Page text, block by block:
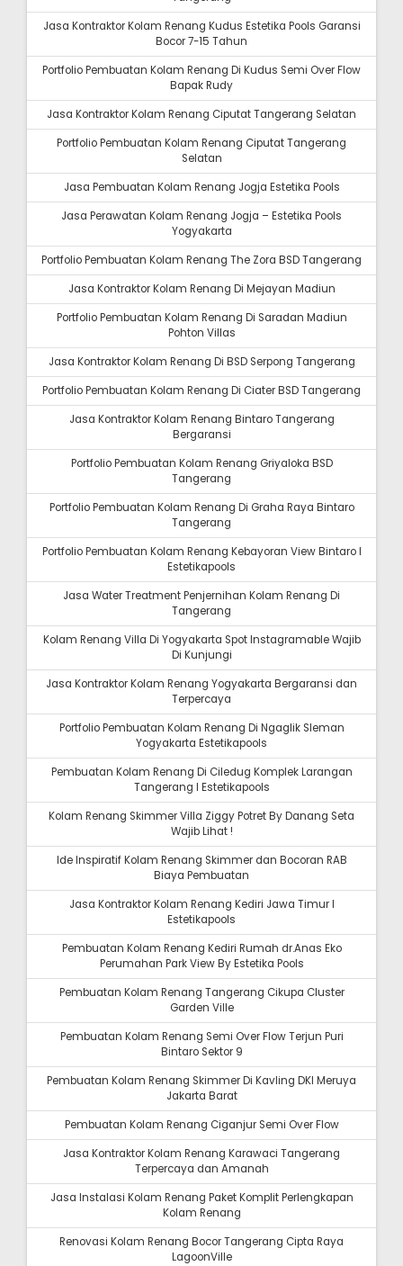
Jasa Kontraktor Kolam Renang Kudus Estetika Pools Garansi
Bocor 7-15 Tahun
Portfolio Pembuatan Kolam Renang Di Kudus Semi Over Flow
Bapak Rudy
Jasa Kontraktor Kolam Renang Ciputat Tangerang Selatan
Portfolio Pembuatan Kolam Renang Ciputat Tangerang
Selatan
Jasa Pembuatan Kolam Renang Jogja Estetika Pools
Jasa Perawatan Kolam Renang Jogja – Estetika Pools
Yogyakarta
Portfolio Pembuatan Kolam Renang The Zora BSD Tangerang
Jasa Kontraktor Kolam Renang Di Mejayan Madiun
Portfolio Pembuatan Kolam Renang Di Saradan Madiun
Pohton Villas
Jasa Kontraktor Kolam Renang Di BSD Serpong Tangerang
Portfolio Pembuatan Kolam Renang Di Ciater BSD Tangerang
Jasa Kontraktor Kolam Renang Bintaro Tangerang
Bergaransi
Portfolio Pembuatan Kolam Renang Griyaloka BSD
Tangerang
Portfolio Pembuatan Kolam Renang Di Graha Raya Bintaro
Tangerang
Portfolio Pembuatan Kolam Renang Kebayoran View Bintaro I
Estetikapools
Jasa Water Treatment Penjernihan Kolam Renang Di
Tangerang
Kolam Renang Villa Di Yogyakarta Spot Instagramable Wajib
Di Kunjungi
Jasa Kontraktor Kolam Renang Yogyakarta Bergaransi dan
Terpercaya
Portfolio Pembuatan Kolam Renang Di Ngaglik Sleman
Yogyakarta Estetikapools
Pembuatan Kolam Renang Di Ciledug Komplek Larangan
Tangerang I Estetikapools
Kolam Renang Skimmer Villa Ziggy Potret By Danang Seta
Wajib Lihat !
Ide Inspiratif Kolam Renang Skimmer dan Bocoran RAB
Biaya Pembuatan
Jasa Kontraktor Kolam Renang Kediri Jawa Timur I
Estetikapools
Pembuatan Kolam Renang Kediri Rumah dr.Anas Eko
Perumahan Park View By Estetika Pools
Pembuatan Kolam Renang Tangerang Cikupa Cluster
Garden Ville
Pembuatan Kolam Renang Semi Over Flow Terjun Puri
Bintaro Sektor 9
Pembuatan Kolam Renang Skimmer Di Kavling DKI Meruya
Jakarta Barat
Pembuatan Kolam Renang Ciganjur Semi Over Flow
Jasa Kontraktor Kolam Renang Karawaci Tangerang
Terpercaya dan Amanah
Jasa Instalasi Kolam Renang Paket Komplit Perlengkapan
Kolam Renang
Renovasi Kolam Renang Bocor Tangerang Cipta Raya
LagoonVille